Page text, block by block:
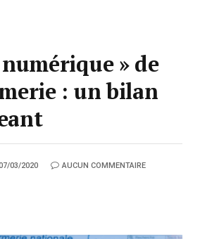
» de
: un bilan
03/2020 AUCUN COMMENTAIRE